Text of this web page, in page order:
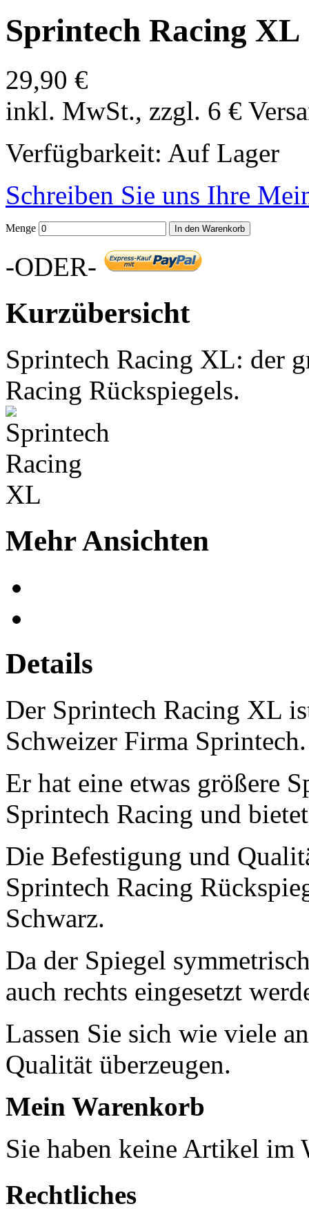
Sprintech Racing XL
29,90 €
inkl. MwSt., zzgl. 6 €
Verfügbarkeit: Auf Lager
Schreiben Sie uns Ihre
Menge In den Warenkorb
-ODER-
Kurzübersicht
Sprintech Racing XL: der
Racing Rückspiegels.
Mehr Ansichten
Details
Der Sprintech Racing XL
Schweizer Firma Sprintech.
Er hat eine etwas größere
Sprintech Racing und
Die Befestigung und
Sprintech Racing
Schwarz.
Da der Spiegel
auch rechts eingesetzt
Lassen Sie sich wie viele
Qualität überzeugen.
Mein Warenkorb
Sie haben keine Artikel im
Rechtliches